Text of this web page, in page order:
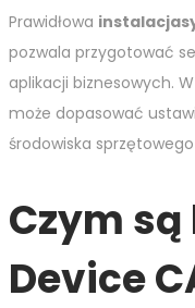
Prawidłowa instalacja
pozwala przygotować
aplikacji biznesowych.
może dopasować
środowiska
Czym
Device